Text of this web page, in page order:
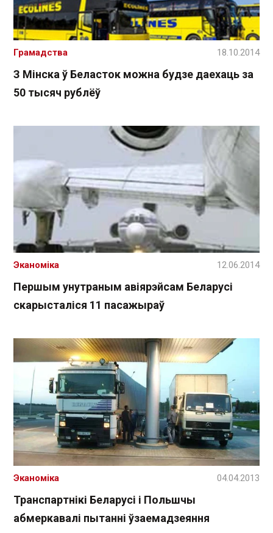
З Мінска ў Беласток можна будзе даехаць за
50 тысяч рублёў
Грамадства 18.10.2014
Першым унутраным авіярэйсам Беларусі
скарысталіся 11 пасажыраў
Эканоміка 12.06.2014
Транспартнікі Беларусі і Польшчы
абмеркавалі пытанні ўзаемадзеяння
Эканоміка 04.04.2013